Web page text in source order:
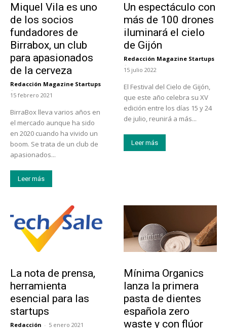
Miquel Vila es uno
de los socios
fundadores de
Birrabox, un club
para apasionados
de la cerveza
Redacción Magazine Startups
-
15 febrero 2021
BirraBox lleva varios años en
el mercado aunque ha sido
en 2020 cuando ha vivido un
boom. Se trata de un club de
apasionados...
Leer más
Un espectáculo con
más de 100 drones
iluminará el cielo
de Gijón
Redacción Magazine Startups
-
15 julio 2022
El Festival del Cielo de Gijón,
que este año celebra su XV
edición entre los días 15 y 24
de julio, reunirá a más...
Leer más
La nota de prensa,
herramienta
esencial para las
startups
Redacción - 5 enero 2021
Mínima Organics
lanza la primera
pasta de dientes
española zero
waste y con flúor